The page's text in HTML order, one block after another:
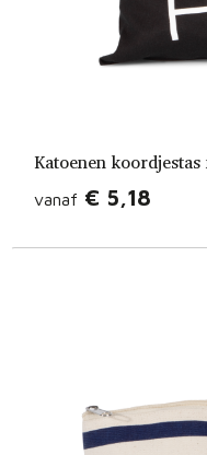
Katoenen
vanaf € 5,18